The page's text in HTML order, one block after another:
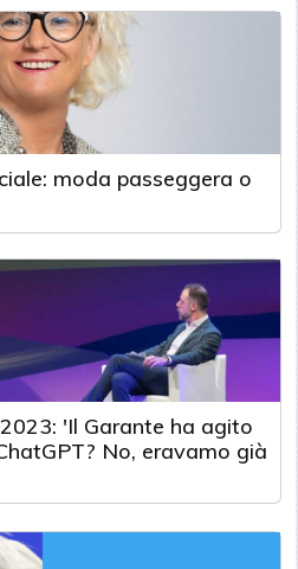
moda passeggera o
'Il Garante ha agito
No, eravamo già